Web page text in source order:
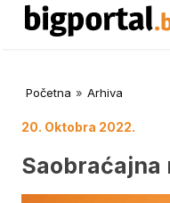
Početna » Arhiva
20. Oktobra 2022.
Saobraćajna